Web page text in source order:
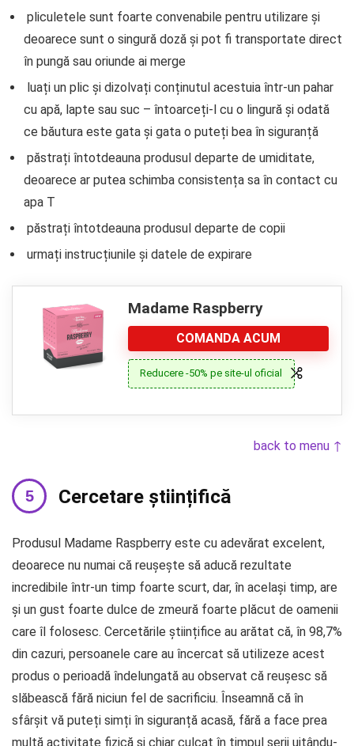
pliculetele sunt foarte convenabile pentru utilizare și
deoarece sunt o singură doză și pot fi transportate direct
în pungă sau oriunde ai merge
luați un plic și dizolvați conținutul acestuia într-un pahar
cu apă, lapte sau suc – întoarceți-l cu o lingură și odată
ce băutura este gata și gata o puteți bea în siguranță
păstrați întotdeauna produsul departe de umiditate,
deoarece ar putea schimba consistența sa în contact cu
apa T
păstrați întotdeauna produsul departe de copii
urmați instrucțiunile și datele de expirare
Madame Raspberry
COMANDA ACUM
Reducere -50% pe site-ul oficial
back to menu ↑
Cercetare științifică
Produsul Madame Raspberry este cu adevărat excelent,
deoarece nu numai că reușește să aducă rezultate
incredibile într-un timp foarte scurt, dar, în același timp, are
și un gust foarte dulce de zmeură foarte plăcut de oamenii
care îl folosesc. Cercetările științifice au arătat că, în 98,7%
din cazuri, persoanele care au încercat să utilizeze acest
produs o perioadă îndelungată au observat că reușesc să
slăbească fără niciun fel de sacrificiu. Înseamnă că în
sfârșit vă puteți simți în siguranță acasă, fără a face prea
multă activitate fizică și chiar culcat în timpul serii uitându-